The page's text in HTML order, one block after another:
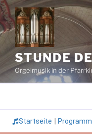
Zum
Inhalt
springen
STUNDE
Orgelmusik in der
Startseite